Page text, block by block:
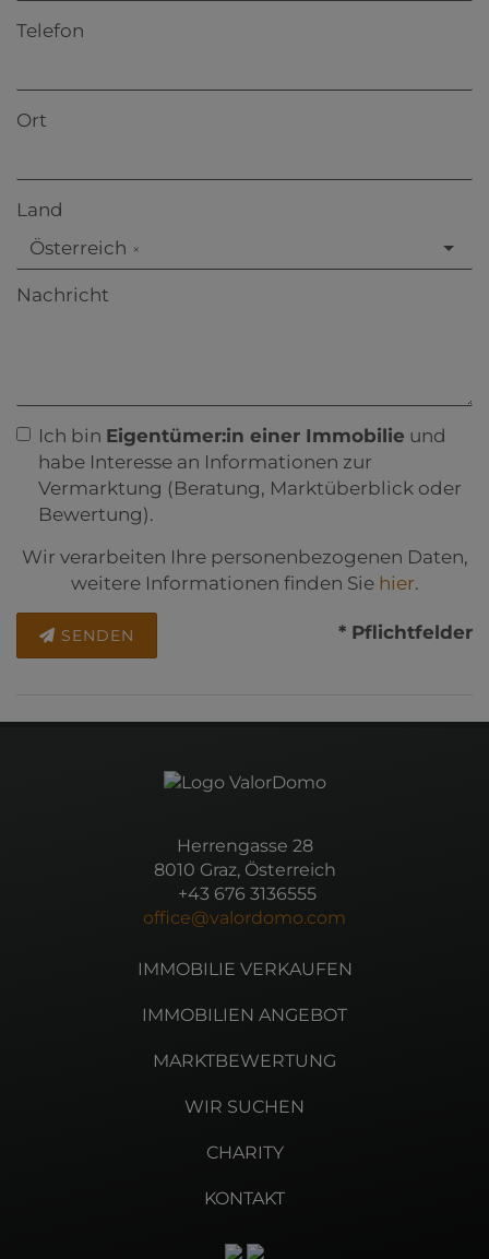
Telefon
Ort
Land
Österreich ×
Nachricht
Ich bin Eigentümer:in einer Immobilie und
habe Interesse an Informationen zur
Vermarktung (Beratung, Marktüberblick oder
Bewertung).
Wir verarbeiten Ihre personenbezogenen Daten,
weitere Informationen finden Sie hier.
SENDEN * Pflichtfelder
Herrengasse 28
8010 Graz, Österreich
+43 676 3136555
office@valordomo.com
IMMOBILIE VERKAUFEN
IMMOBILIEN ANGEBOT
MARKTBEWERTUNG
WIR SUCHEN
CHARITY
KONTAKT